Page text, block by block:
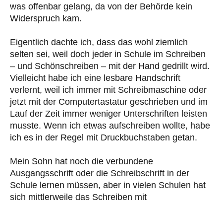
was offenbar gelang, da von der Behörde kein
Widerspruch kam.
Eigentlich dachte ich, dass das wohl ziemlich
selten sei, weil doch jeder in Schule im Schreiben
– und Schönschreiben – mit der Hand gedrillt wird.
Vielleicht habe ich eine lesbare Handschrift
verlernt, weil ich immer mit Schreibmaschine oder
jetzt mit der Computertastatur geschrieben und im
Lauf der Zeit immer weniger Unterschriften leisten
musste. Wenn ich etwas aufschreiben wollte, habe
ich es in der Regel mit Druckbuchstaben getan.
Mein Sohn hat noch die verbundene
Ausgangsschrift oder die Schreibschrift in der
Schule lernen müssen, aber in vielen Schulen hat
sich mittlerweile das Schreiben mit